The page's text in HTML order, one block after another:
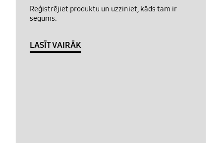
Reģistrējiet produktu un uzziniet, kāds tam ir
segums.
LASĪT VAIRĀK